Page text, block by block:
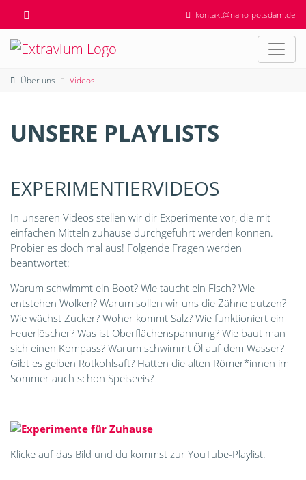
kontakt@nano-potsdam.de
Über uns Videos
UNSERE PLAYLISTS
EXPERIMENTIER­VIDEOS
In unseren Videos stellen wir dir Experimente vor, die mit
einfachen Mitteln zuhause durchgeführt werden können.
Probier es doch mal aus! Folgende Fragen werden
beantwortet:
Warum schwimmt ein Boot? Wie taucht ein Fisch? Wie
entstehen Wolken? Warum sollen wir uns die Zähne putzen?
Wie wächst Zucker? Woher kommt Salz? Wie funktioniert ein
Feuerlöscher? Was ist Oberflächenspannung? Wie baut man
sich einen Kompass? Warum schwimmt Öl auf dem Wasser?
Gibt es gelben Rotkohlsaft? Hatten die alten Römer*innen im
Sommer auch schon Speiseeis?
Klicke auf das Bild und du kommst zur YouTube-Playlist.